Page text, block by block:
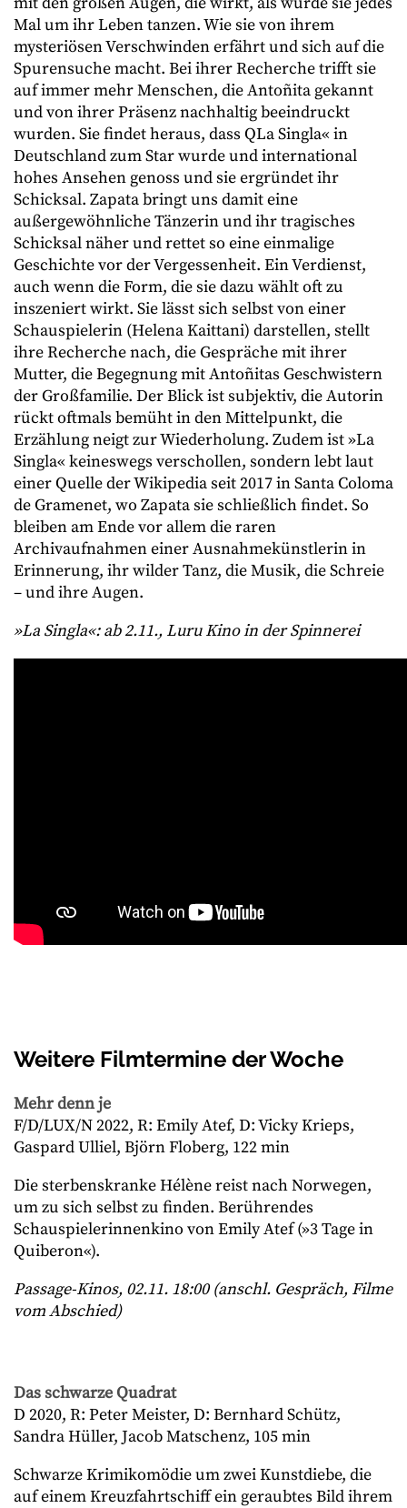
Mal um ihr Leben tanzen. Wie sie von ihrem
mysteriösen Verschwinden erfährt und sich auf die
Spurensuche macht. Bei ihrer Recherche trifft sie
auf immer mehr Menschen, die Antoñita gekannt
und von ihrer Präsenz nachhaltig beeindruckt
wurden. Sie findet heraus, dass QLa Singla« in
Deutschland zum Star wurde und international
hohes Ansehen genoss und sie ergründet ihr
Schicksal. Zapata bringt uns damit eine
außergewöhnliche Tänzerin und ihr tragisches
Schicksal näher und rettet so eine einmalige
Geschichte vor der Vergessenheit. Ein Verdienst,
auch wenn die Form, die sie dazu wählt oft zu
inszeniert wirkt. Sie lässt sich selbst von einer
Schauspielerin (Helena Kaittani) darstellen, stellt
ihre Recherche nach, die Gespräche mit ihrer
Mutter, die Begegnung mit Antoñitas Geschwistern
der Großfamilie. Der Blick ist subjektiv, die Autorin
rückt oftmals bemüht in den Mittelpunkt, die
Erzählung neigt zur Wiederholung. Zudem ist »La
Singla« keineswegs verschollen, sondern lebt laut
einer Quelle der Wikipedia seit 2017 in Santa Coloma
de Gramenet, wo Zapata sie schließlich findet. So
bleiben am Ende vor allem die raren
Archivaufnahmen einer Ausnahmekünstlerin in
Erinnerung, ihr wilder Tanz, die Musik, die Schreie
– und ihre Augen.
»La Singla«: ab 2.11., Luru Kino in der Spinnerei
Weitere Filmtermine der Woche
Mehr denn je
F/D/LUX/N 2022, R: Emily Atef, D: Vicky Krieps,
Gaspard Ulliel, Björn Floberg, 122 min
Die sterbenskranke Hélène reist nach Norwegen,
um zu sich selbst zu finden. Berührendes
Schauspielerinnenkino von Emily Atef (»3 Tage in
Quiberon«).
Passage-Kinos, 02.11. 18:00 (anschl. Gespräch, Filme
vom Abschied)
Das schwarze Quadrat
D 2020, R: Peter Meister, D: Bernhard Schütz,
Sandra Hüller, Jacob Matschenz, 105 min
Schwarze Krimikomödie um zwei Kunstdiebe, die
auf einem Kreuzfahrtschiff ein geraubtes Bild ihrem